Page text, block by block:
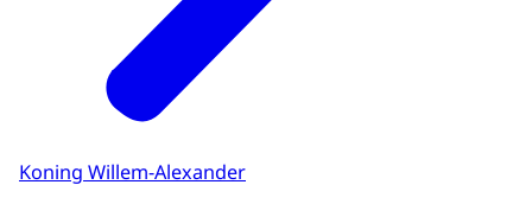
Koning Willem-Alexander